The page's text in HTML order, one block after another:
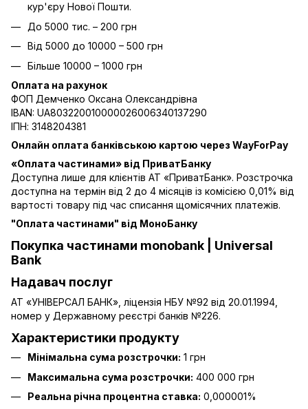
кур'єру Нової Пошти.
До 5000 тис. – 200 грн
Від 5000 до 10000 – 500 грн
Більше 10000 – 1000 грн
Оплата на рахунок
ФОП Демченко Оксана Олександрівна
IBAN: UA803220010000026006340137290
ІПН: 3148204381
Онлайн оплата банківською картою через WayForPay
«Оплата частинами» від ПриватБанку
Доступна лише для клієнтів АТ «ПриватБанк». Розстрочка
доступна на термін від 2 до 4 місяців із комісією 0,01% від
вартості товару під час списання щомісячних платежів.
"Оплата частинами" від МоноБанку
Покупка частинами monobank | Universal
Bank
Надавач послуг
АТ «УНІВЕРСАЛ БАНК», ліцензія НБУ №92 від 20.01.1994,
номер у Державному реєстрі банків №226.
Характеристики продукту
Мінімальна сума розстрочки: 1 грн
Максимальна сума розстрочки: 400 000 грн
Реальна річна процентна ставка: 0,000001%